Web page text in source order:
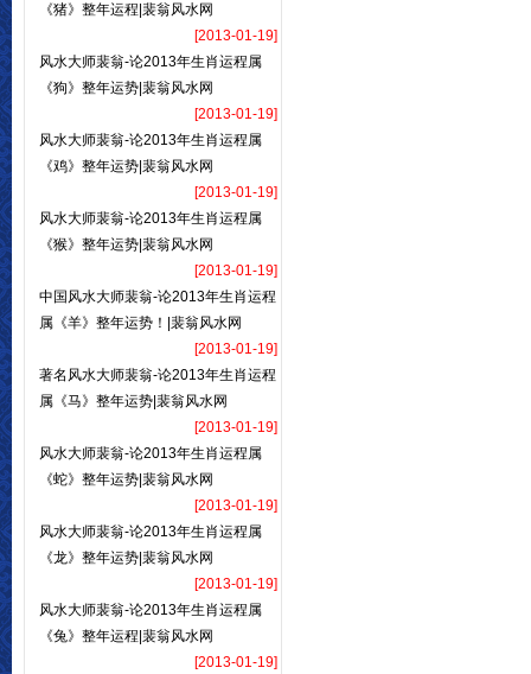
《猪》整年运程|裴翁风水网
[2013-01-19]
风水大师裴翁-论2013年生肖运程属
《狗》整年运势|裴翁风水网
[2013-01-19]
风水大师裴翁-论2013年生肖运程属
《鸡》整年运势|裴翁风水网
[2013-01-19]
风水大师裴翁-论2013年生肖运程属
《猴》整年运势|裴翁风水网
[2013-01-19]
中国风水大师裴翁-论2013年生肖运程
属《羊》整年运势！|裴翁风水网
[2013-01-19]
著名风水大师裴翁-论2013年生肖运程
属《马》整年运势|裴翁风水网
[2013-01-19]
风水大师裴翁-论2013年生肖运程属
《蛇》整年运势|裴翁风水网
[2013-01-19]
风水大师裴翁-论2013年生肖运程属
《龙》整年运势|裴翁风水网
[2013-01-19]
风水大师裴翁-论2013年生肖运程属
《兔》整年运程|裴翁风水网
[2013-01-19]